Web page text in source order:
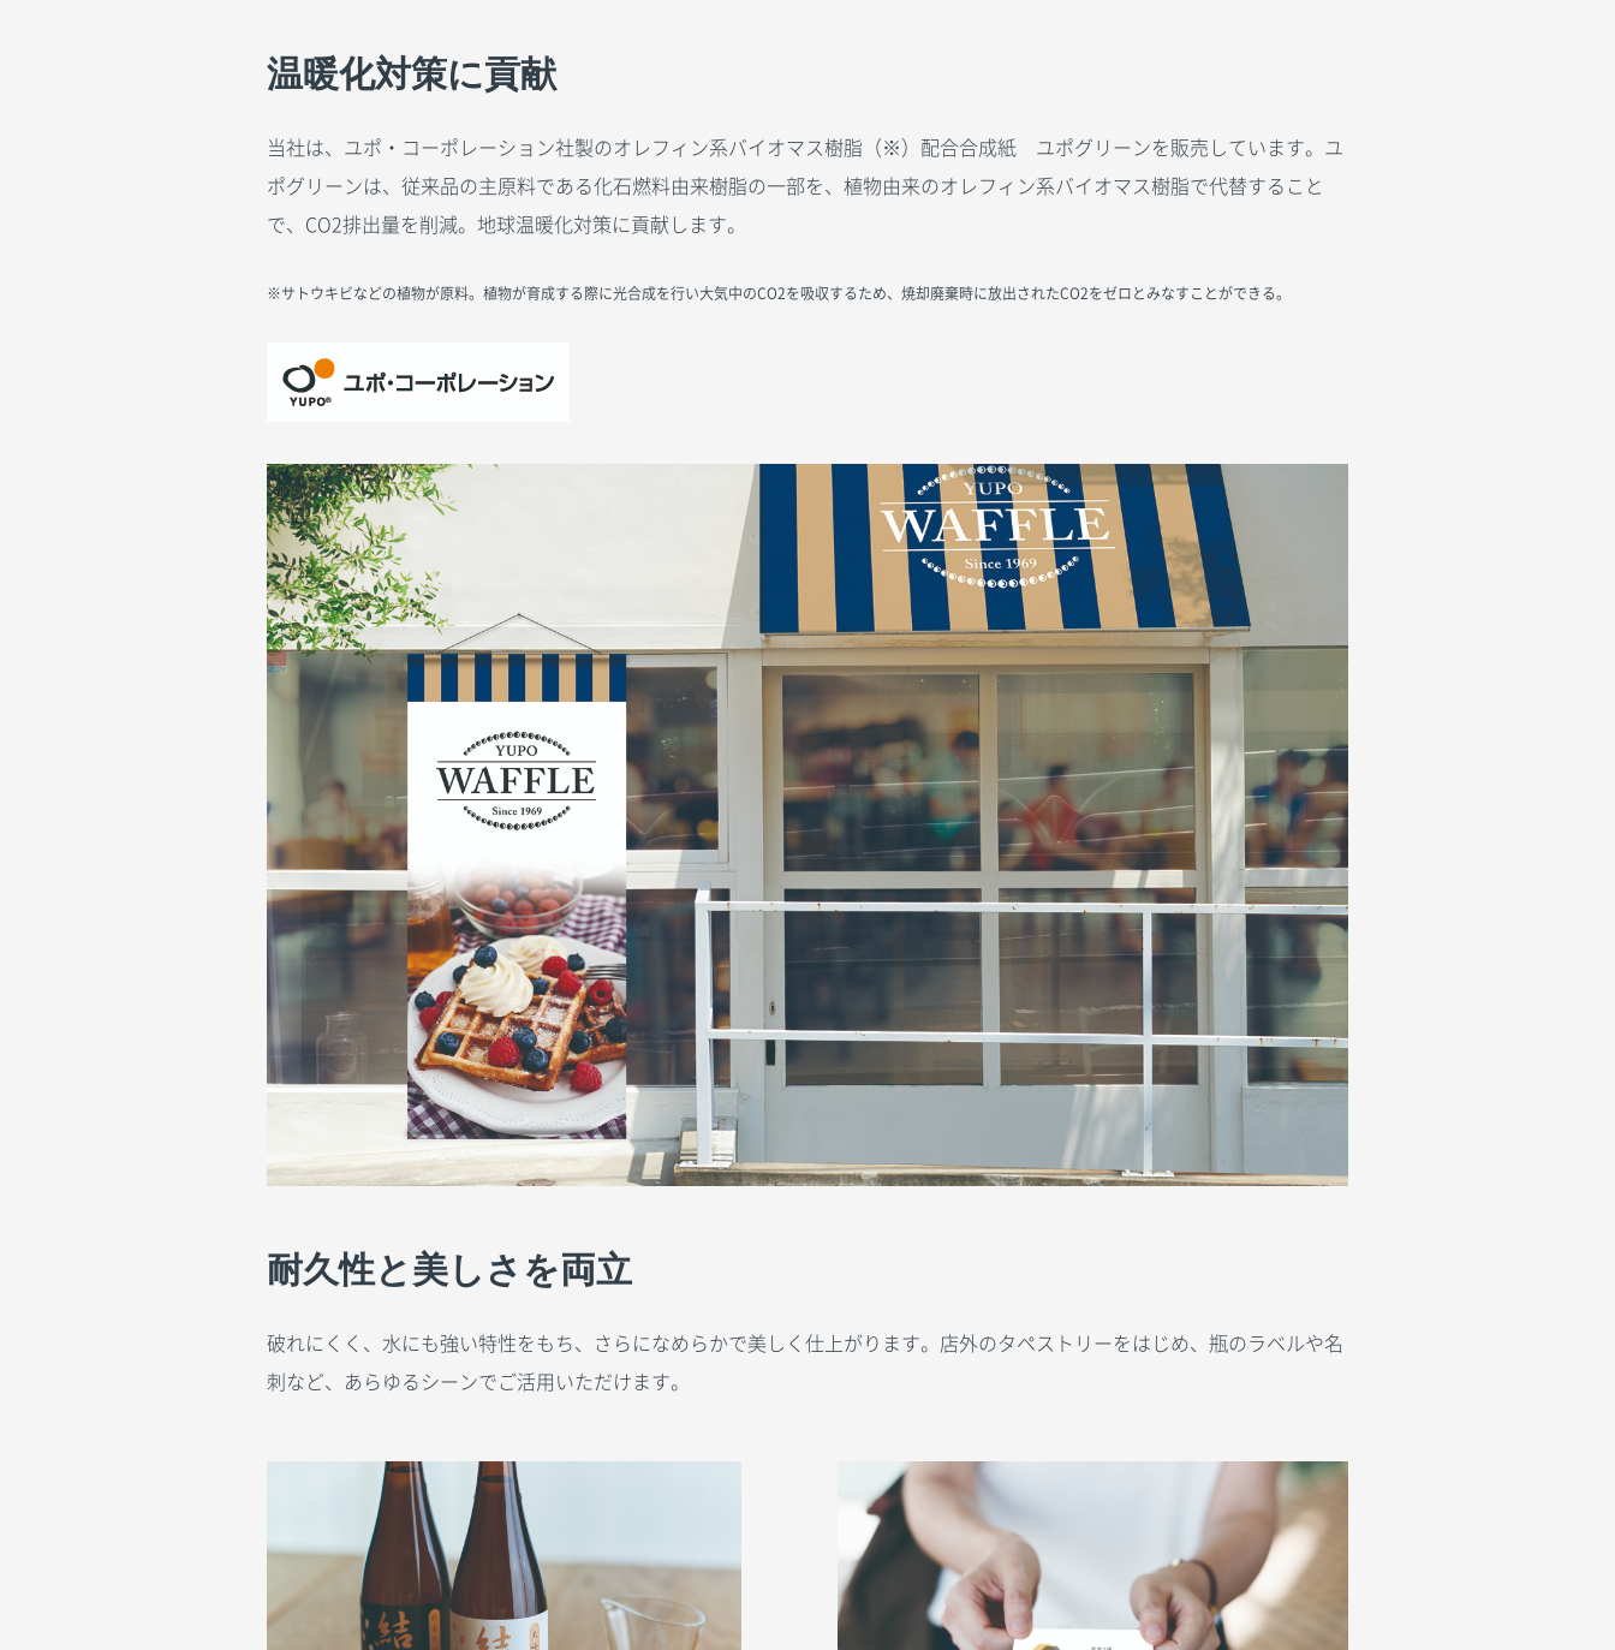
温暖化対策に貢献
当社は、ユポ・コーポレーション社製のオレフィン系バイオマス樹脂（※）配合合成紙 ユポグリーンを販売しています。ユ
ポグリーンは、従来品の主原料である化石燃料由来樹脂の一部を、植物由来のオレフィン系バイオマス樹脂で代替すること
で、CO2排出量を削減。地球温暖化対策に貢献します。
※サトウキビなどの植物が原料。植物が育成する際に光合成を行い大気中のCO2を吸収するため、焼却廃棄時に放出されたCO2をゼロとみなすことができる。
耐久性と美しさを両立
破れにくく、水にも強い特性をもち、さらになめらかで美しく仕上がります。店外のタペストリーをはじめ、瓶のラベルや名
刺など、あらゆるシーンでご活用いただけます。